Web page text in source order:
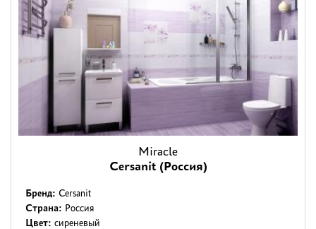
Miracle
Cersanit (Россия)
Бренд: Cersanit
Страна: Россия
Цвет: сиреневый